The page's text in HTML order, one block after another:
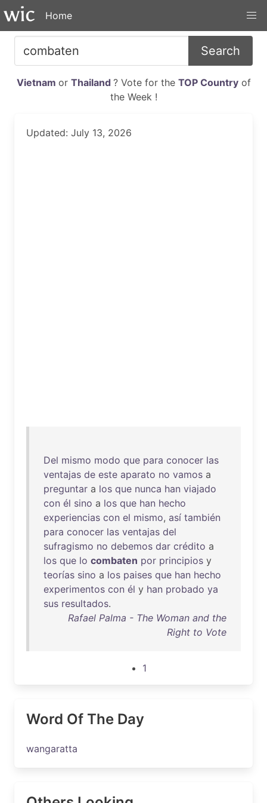
Home
Search
Vietnam or Thailand ? Vote for the TOP Countryof
the Week !
Updated: July 13, 2026
Del mismo modo que para conocer las
ventajas de este aparato no vamos a
preguntar a los que nunca han viajado
con él sino a los que han hecho
experiencias con el mismo, así también
para conocer las ventajas del
sufragismo no debemos dar crédito a
los que lo combaten por principios y
teorías sino a los paises que han hecho
experimentos con él y han probado ya
sus resultados.
Rafael Palma - The Woman and the
Right to Vote
1
Word Of The Day
wangaratta